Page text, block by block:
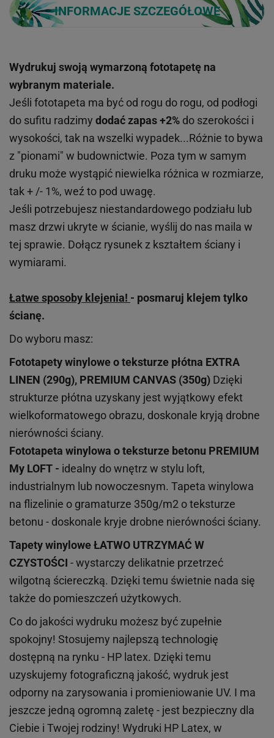
INFORMACJE SZCZEGÓŁOWE
Wydrukuj swoją wymarzoną fototapetę na
wybranym materiale.
Jeśli fototapeta ma być od rogu do rogu, od podłogi
do sufitu radzimy dodać zapas +2% do szerokości i
wysokości, tak na wszelki wypadek...Różnie to bywa
z "pionami" w budownictwie. Poza tym w samym
druku może wystąpić niewielka różnica w rozmiarze,
tak + /- 1%, weź to pod uwagę.
Jeśli potrzebujesz niestandardowego podziału lub
masz drzwi ukryte w ścianie, wyślij do nas maila w
tej sprawie. Dołącz rysunek z kształtem ściany i
wymiarami.
Łatwe sposoby klejenia! - posmaruj klejem tylko
ścianę.
Do wyboru masz:
Fototapety winylowe oteksturze płótna EXTRA
LINEN (290g), PREMIUM CANVAS (350g) Dzięki
strukturze płótna uzyskany jest wyjątkowy efekt
wielkoformatowego obrazu, doskonale kryją drobne
nierówności ściany.
Fototapeta winylowa oteksturze betonu PREMIUM
My LOFT - idealny do wnętrz w stylu loft,
industrialnym lub nowoczesnym. Tapeta winylowa
na flizelinie o gramaturze 350g/m2 o teksturze
betonu - doskonale kryje drobne nierówności ściany.
Tapety winyloweŁATWO UTRZYMAĆ W
CZYSTOŚCI - wystarczy delikatnie przetrzeć
wilgotną ściereczką. Dzięki temu świetnie nada się
także do pomieszczeń użytkowych.
Co do jakości wydruku możesz być zupełnie
spokojny! Stosujemy najlepszą technologię
dostępną na rynku - HP latex. Dzięki temu
uzyskujemy fotograficzną jakość, wydruk jest
odporny na zarysowania i promieniowanie UV. I ma
jeszcze jedną ogromną zaletę - jest bezpieczny dla
Ciebie i Twojej rodziny! Wydruki HP Latex, w